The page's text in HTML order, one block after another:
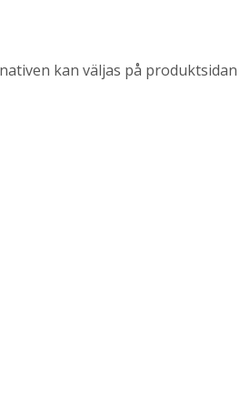
kan väljas på produktsidan